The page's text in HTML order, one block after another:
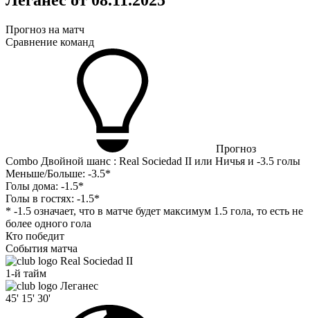
Прогноз на матч
Сравнение команд
Прогноз
Combo Двойной шанс : Real Sociedad II или Ничья и -3.5 голы
Меньше/Больше: -3.5*
Голы дома: -1.5*
Голы в гостях: -1.5*
* -1.5 означает, что в матче будет максимум 1.5 гола, то есть не
более одного гола
Кто победит
События матча
Real Sociedad II
1-й тайм
Леганес
45' 15' 30'